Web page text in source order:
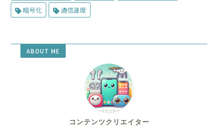
暗号化 通信速度
ABOUT ME
コンテンツクリエイター